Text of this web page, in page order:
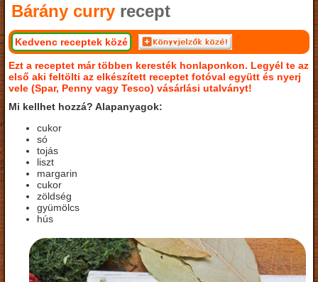
Bárány curry recept
Kedvenc receptek közé
Ezt a receptet már többen keresték honlaponkon. Legyél te az
első aki feltölti az elkészített receptet fotóval együtt és nyerj
vele (Spar, Penny vagy Tesco) vásárlási utalványt!
Mi kellhet hozzá? Alapanyagok:
cukor
só
tojás
liszt
margarin
cukor
zöldség
gyümölcs
hús